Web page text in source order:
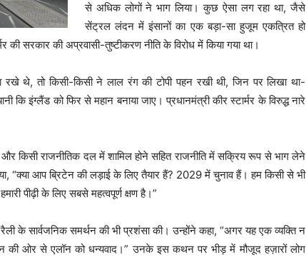
से अधिक लोगों ने भाग लिया। कुछ ऐसा लग रहा था, जैसे
सेंट्रल लंदन में इंसानों का एक बड़ा-सा हुजूम एकत्रित हो
की सरकार की अप्रवासी-तुष्टीकरण नीति के विरोध में किया गया था।
तो किसी-किसी ने लाल रंग की टोपी पहन रखी थी, जिन पर लिखा था-
इंग्लैंड को फिर से महान बनाया जाए। प्रधानमंत्री कीर स्टार्मर के विरुद्ध नारे
किसी राजनीतिक दल में शामिल होने सहित राजनीति में सक्रिय रूप से भाग लेने
“क्या आप ब्रिटेन की लड़ाई के लिए तैयार हैं? 2029 में चुनाव हैं। हम किसी से भी
पीढ़ी के लिए सबसे महत्वपूर्ण क्षण है।”
रैली के सार्वजनिक समर्थन की भी प्रशंसा की। उन्होंने कहा, “अगर यह एक व्यक्ति न
की ओर से एलॉन को धन्यवाद।” उनके इस कथन पर भीड़ में मौजूद हज़ारों लोग